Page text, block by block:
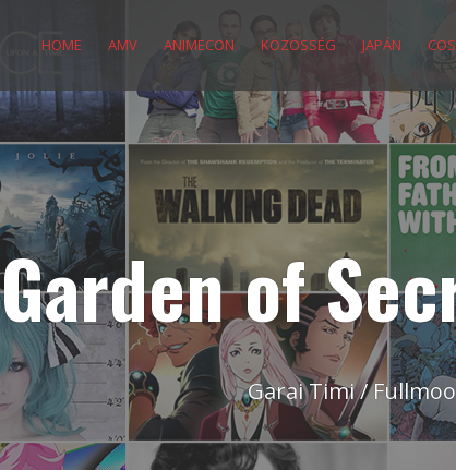
HOME AMV ANIMECON KÖZÖSSÉG JAPÁN
Garden of
Garai Timi /